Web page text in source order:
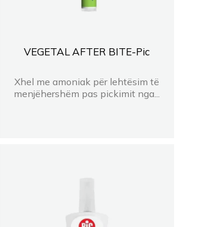
VEGETAL AFTER BITE-Pic
Xhel me amoniak për lehtësim të
menjëhershëm pas pickimit nga...